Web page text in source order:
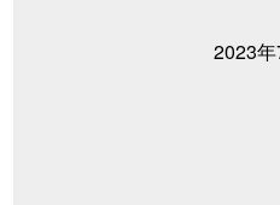
2023年